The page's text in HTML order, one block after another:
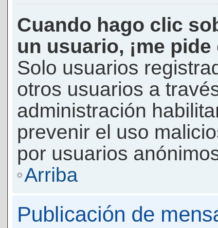
Cuando hago clic
un usuario, ¡me
Solo usuarios
otros usuarios a
administración
prevenir el uso
por usuarios
Arriba
Publicación de